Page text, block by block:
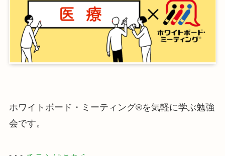
ホワイトボード・ミーティング®を気軽に学ぶ勉強
会です。